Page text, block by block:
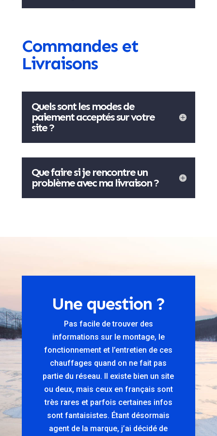
Commandes et
Livraisons
Quels sont les modes de
paiement acceptés sur votre
site ?
Que faire si je rencontre un
problème avec ma livraison ?
Une question ?
Pas facile de trouver des
informations sur le montage, le
fonctionnement et l’entretien de ces
chauffages quand on ne fait pas
partie du réseau. Il existe bien un site
ou deux, mais ceux en français sont
très rares et parfois certaines infos
sont fantaisistes. Étant désormais
agent de la marque, j’ai décidé de